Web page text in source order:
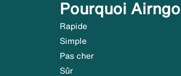
Pourquoi Airngo
Rapide
Simple
Pas cher
Sûr